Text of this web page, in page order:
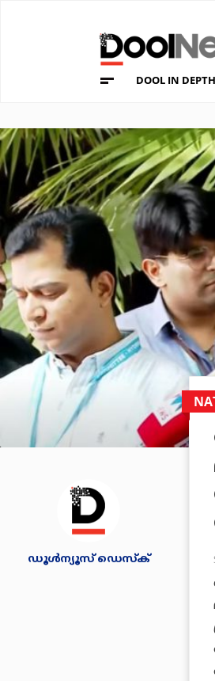
DOOL IN DEPTH
ഡൂള്‍ന്യൂസ് ഡെസ്‌ക്